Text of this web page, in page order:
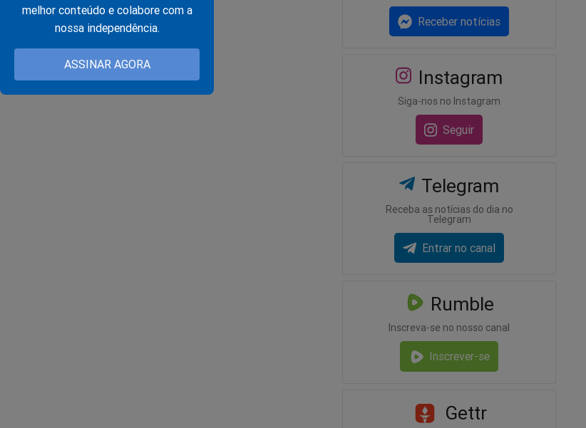
melhor conteúdo e colabore com a
nossa independência.
ASSINAR AGORA
Receber notícias
Instagram
Siga-nos no Instagram
Seguir
Telegram
Receba as notícias do dia no
Telegram
Entrar no canal
Rumble
Inscreva-se no nosso canal
Inscrever-se
Gettr